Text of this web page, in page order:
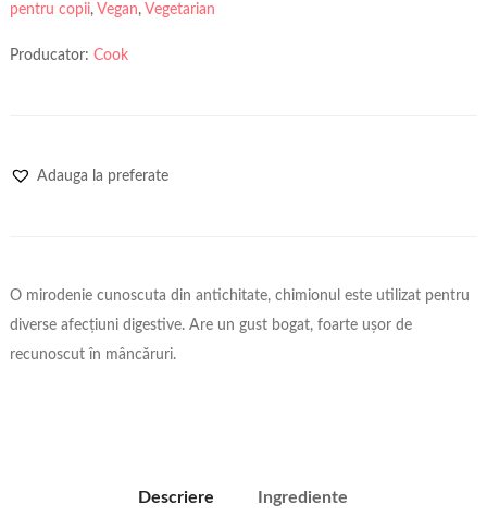
pentru copii, Vegan, Vegetarian
Producator: Cook
Adauga la preferate
O mirodenie cunoscuta din antichitate, chimionul este utilizat pentru
diverse afecțiuni digestive. Are un gust bogat, foarte ușor de
recunoscut în mâncăruri.
Descriere Ingrediente